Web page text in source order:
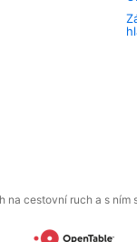
cestovní ruch a s ním